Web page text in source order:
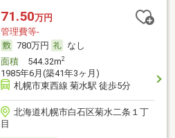
71.50万円
管理費等-
780万円
なし
面積544.32m2
1985年6月(築41年3ヶ月)
札幌市東西線 菊水駅 徒歩5分
北海道札幌市白石区菊水二条１丁
目